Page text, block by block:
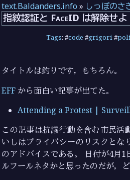
text.Baldanders.info » しっぽのさ
指紋認証と FaceID は解除せよ
Tags: #code #grigori#
タイトルは釣りです，もちろん。
EFF から面白い記事が出てた。
Attending a Protest |
この記事は抗議行動を含む市民活
いしはプライバシーのリスクとな
のアドバイスである。 日付が4月1
ルフールネタかと思ったのだが，